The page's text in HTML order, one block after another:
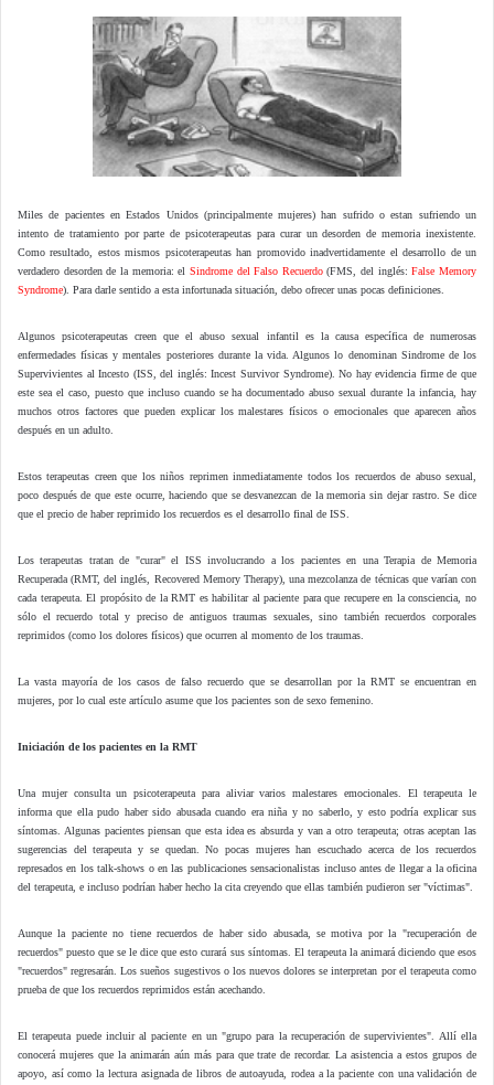
Miles de pacientes en Estados Unidos (principalmente mujeres) han sufrido o estan sufriendo un
intento de tratamiento por parte de psicoterapeutas para curar un desorden de memoria inexistente.
Como resultado, estos mismos psicoterapeutas han promovido inadvertidamente el desarrollo de un
verdadero desorden de la memoria: el Sindrome del Falso Recuerdo(FMS, del inglés:False Memory
Syndrome). Para darle sentido a esta infortunada situación, debo ofrecer unas pocas definiciones.
Algunos psicoterapeutas creen que el abuso sexual infantil es la causa específica de numerosas
enfermedades físicas y mentales posteriores durante la vida. Algunos lo denominan Sindrome de los
Supervivientes al Incesto (ISS, del inglés: Incest Survivor Syndrome). No hay evidencia firme de que
este sea el caso, puesto que incluso cuando se ha documentado abuso sexual durante la infancia, hay
muchos otros factores que pueden explicar los malestares físicos o emocionales que aparecen años
después en un adulto.
Estos terapeutas creen que los niños reprimen inmediatamente todos los recuerdos de abuso sexual,
poco después de que este ocurre, haciendo que se desvanezcan de la memoria sin dejar rastro. Se dice
que el precio de haber reprimido los recuerdos es el desarrollo final de ISS.
Los terapeutas tratan de "curar" el ISS involucrando a los pacientes en una Terapia de Memoria
Recuperada (RMT, del inglés, Recovered Memory Therapy), una mezcolanza de técnicas que varían con
cada terapeuta. El propósito de la RMT es habilitar al paciente para que recupere en la consciencia, no
sólo el recuerdo total y preciso de antiguos traumas sexuales, sino también recuerdos corporales
reprimidos (como los dolores físicos) que ocurren al momento de los traumas.
La vasta mayoría de los casos de falso recuerdo que se desarrollan por la RMT se encuentran en
mujeres, por lo cual este artículo asume que los pacientes son de sexo femenino.
Iniciación de los pacientes en la RMT
Una mujer consulta un psicoterapeuta para aliviar varios malestares emocionales. El terapeuta le
informa que ella pudo haber sido abusada cuando era niña y no saberlo, y esto podría explicar sus
síntomas. Algunas pacientes piensan que esta idea es absurda y van a otro terapeuta; otras aceptan las
sugerencias del terapeuta y se quedan. No pocas mujeres han escuchado acerca de los recuerdos
represados en los talk-shows o en las publicaciones sensacionalistas incluso antes de llegar a la oficina
del terapeuta, e incluso podrían haber hecho la cita creyendo que ellas también pudieron ser "víctimas".
Aunque la paciente no tiene recuerdos de haber sido abusada, se motiva por la "recuperación de
recuerdos" puesto que se le dice que esto curará sus síntomas. El terapeuta la animará diciendo que esos
"recuerdos" regresarán. Los sueños sugestivos o los nuevos dolores se interpretan por el terapeuta como
prueba de que los recuerdos reprimidos están acechando.
El terapeuta puede incluir al paciente en un "grupo para la recuperación de supervivientes". Allí ella
conocerá mujeres que la animarán aún más para que trate de recordar. La asistencia a estos grupos de
apoyo, así como la lectura asignada de libros de autoayuda, rodea a la paciente con una validación de